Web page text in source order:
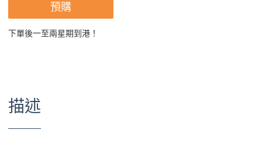
預購
下單後一至兩星期到港！
描述